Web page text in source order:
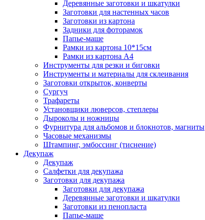
Деревянные заготовки и шкатулки
Заготовки для настенных часов
Заготовки из картона
Задники для фоторамок
Папье-маше
Рамки из картона 10*15см
Рамки из картона А4
Инструменты для резки и биговки
Инструменты и материалы для склеивания
Заготовки открыток, конверты
Сургуч
Трафареты
Установщики люверсов, степлеры
Дыроколы и ножницы
Фурнитура для альбомов и блокнотов, магниты
Часовые механизмы
Штампинг, эмбоссинг (тиснение)
Декупаж
Декупаж
Салфетки для декупажа
Заготовки для декупажа
Заготовки для декупажа
Деревянные заготовки и шкатулки
Заготовки из пенопласта
Папье-маше